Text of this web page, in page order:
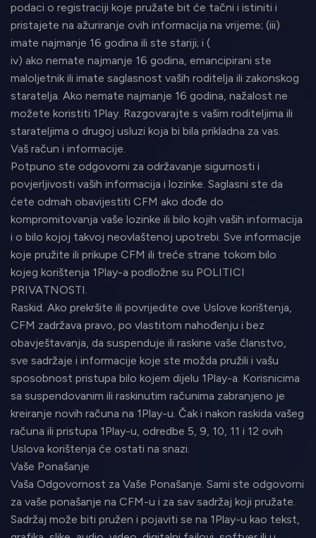
podaci o registraciji koje pružate bit će tačni i istiniti i
pristajete na ažuriranje ovih informacija na vrijeme; (iii)
imate najmanje 16 godina ili ste stariji; i (
iv) ako nemate najmanje 16 godina, emancipirani ste
maloljetnik ili imate saglasnost vaših roditelja ili zakonskog
staratelja. Ako nemate najmanje 16 godina, nažalost ne
možete koristiti 1Play. Razgovarajte s vašim roditeljima ili
starateljima o drugoj usluzi koja bi bila prikladna za vas.
Vaš račun i informacije.
Potpuno ste odgovorni za održavanje sigurnosti i
povjerljivosti vaših informacija i lozinke. Saglasni ste da
ćete odmah obavijestiti CFM ako dođe do
kompromitovanja vaše lozinke ili bilo kojih vaših informacija
i o bilo kojoj takvoj neovlaštenoj upotrebi. Sve informacije
koje pružite ili prikupe CFM ili treće strane tokom bilo
kojeg korištenja 1Play-a podložne su POLITICI
PRIVATNOSTI.
Raskid. Ako prekršite ili povrijedite ove Uslove korištenja,
CFM zadržava pravo, po vlastitom nahođenju i bez
obavještavanja, da suspenduje ili raskine vaše članstvo,
sve sadržaje i informacije koje ste možda pružili i vašu
sposobnost pristupa bilo kojem dijelu 1Play-a. Korisnicima
sa suspendovanim ili raskinutim računima zabranjeno je
kreiranje novih računa na 1Play-u. Čak i nakon raskida vašeg
računa ili pristupa 1Play-u, odredbe 5, 9, 10, 11 i 12 ovih
Uslova korištenja će ostati na snazi.
Vaše Ponašanje
Vaša Odgovornost za Vaše Ponašanje. Sami ste odgovorni
za vaše ponašanje na CFM-u i za sav sadržaj koji pružate.
Sadržaj može biti pružen i pojaviti se na 1Play-u kao tekst,